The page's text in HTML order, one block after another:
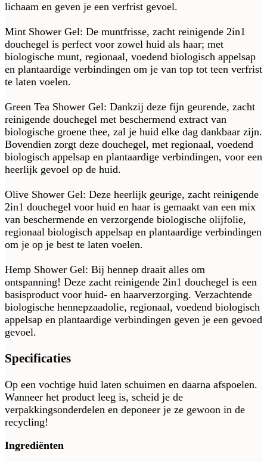
lichaam en geven je een verfrist gevoel.
Mint Shower Gel: De muntfrisse, zacht reinigende 2in1
douchegel is perfect voor zowel huid als haar; met
biologische munt, regionaal, voedend biologisch appelsap
en plantaardige verbindingen om je van top tot teen verfrist
te laten voelen.
Green Tea Shower Gel: Dankzij deze fijn geurende, zacht
reinigende douchegel met beschermend extract van
biologische groene thee, zal je huid elke dag dankbaar zijn.
Bovendien zorgt deze douchegel, met regionaal, voedend
biologisch appelsap en plantaardige verbindingen, voor een
heerlijk gevoel op de huid.
Olive Shower Gel: Deze heerlijk geurige, zacht reinigende
2in1 douchegel voor huid en haar is gemaakt van een mix
van beschermende en verzorgende biologische olijfolie,
regionaal biologisch appelsap en plantaardige verbindingen
om je op je best te laten voelen.
Hemp Shower Gel: Bij hennep draait alles om
ontspanning! Deze zacht reinigende 2in1 douchegel is een
basisproduct voor huid- en haarverzorging. Verzachtende
biologische hennepzaadolie, regionaal, voedend biologisch
appelsap en plantaardige verbindingen geven je een gevoed
gevoel.
Specificaties
Op een vochtige huid laten schuimen en daarna afspoelen.
Wanneer het product leeg is, scheid je de
verpakkingsonderdelen en deponeer je ze gewoon in de
recycling!
Ingrediënten